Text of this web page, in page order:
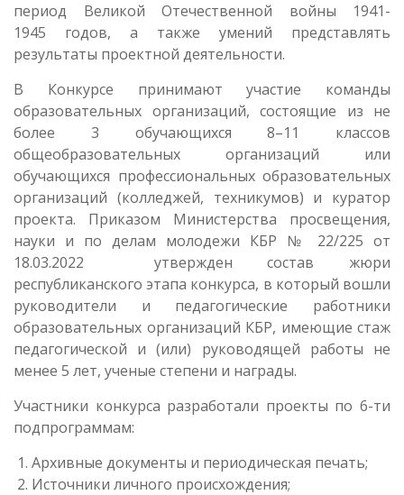
период Великой Отечественной войны 1941-
1945 годов, а также умений представлять
результаты проектной деятельности.
В Конкурсе принимают участие команды
образовательных организаций, состоящие из не
более 3 обучающихся 8–11 классов
общеобразовательных организаций или
обучающихся профессиональных образовательных
организаций (колледжей, техникумов) и куратор
проекта. Приказом Министерства просвещения,
науки и по делам молодежи КБР № 22/225 от
18.03.2022 утвержден состав жюри
республиканского этапа конкурса, в который вошли
руководители и педагогические работники
образовательных организаций КБР, имеющие стаж
педагогической и (или) руководящей работы не
менее 5 лет, ученые степени и награды.
Участники конкурса разработали проекты по 6-ти
подпрограммам:
Архивные документы и периодическая печать;
Источники личного происхождения;